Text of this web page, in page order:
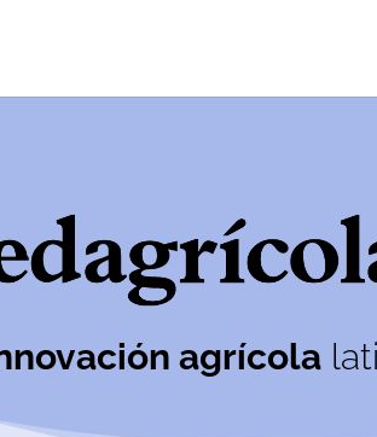
agrícola